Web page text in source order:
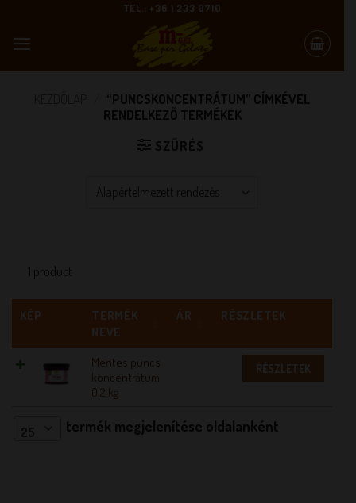
content
TEL.: +36 1 233 0710
“PUNCSKONCENTRÁTUM” CÍMKÉVEL
RENDELKEZŐ TERMÉKEK
SZŰRÉS
1 product
KÉP
TERMÉK
NEVE
ÁR RÉSZLETEK
Mentes puncs
koncentrátum
0,2 kg
RÉSZLETEK
termék megjelenítése oldalanként